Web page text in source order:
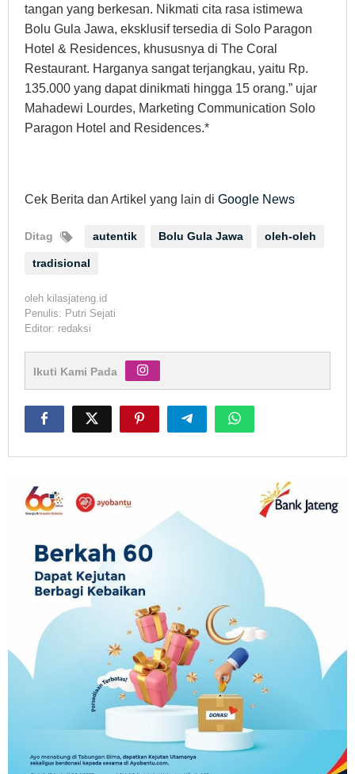
tangan yang berkesan. Nikmati cita rasa istimewa
Bolu Gula Jawa, eksklusif tersedia di Solo Paragon
Hotel & Residences, khususnya di The Coral
Restaurant. Harganya sangat terjangkau, yaitu Rp.
135.000 yang dapat dinikmati hingga 15 orang.” ujar
Mahadewi Lourdes, Marketing Communication Solo
Paragon Hotel and Residences.*
Cek Berita dan Artikel yang lain di Google News
Ditag autentik Bolu Gula Jawa oleh-oleh
tradisional
oleh kilasjateng.id
Penulis: Putri Sejati
Editor: redaksi
Ikuti Kami Pada